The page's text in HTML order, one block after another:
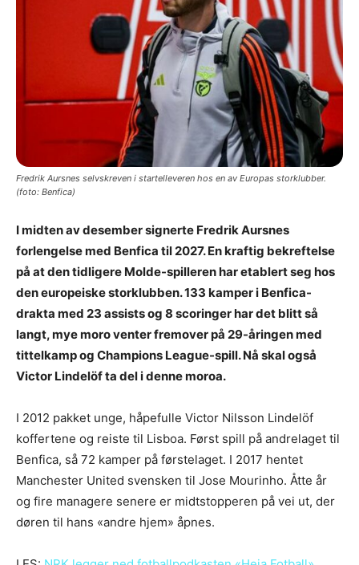
Fredrik Aursnes selvskreven i startelleveren hos en av Europas storklubber.
(foto: Benfica)
I midten av desember signerte Fredrik Aursnes
forlengelse med Benfica til 2027. En kraftig bekreftelse
på at den tidligere Molde-spilleren har etablert seg hos
den europeiske storklubben. 133 kamper i Benfica-
drakta med 23 assists og 8 scoringer har det blitt så
langt, mye moro venter fremover på 29-åringen med
tittelkamp og Champions League-spill. Nå skal også
Victor Lindelöf ta del i denne moroa.
I 2012 pakket unge, håpefulle Victor Nilsson Lindelöf
koffertene og reiste til Lisboa. Først spill på andrelaget til
Benfica, så 72 kamper på førstelaget. I 2017 hentet
Manchester United svensken til Jose Mourinho. Åtte år
og fire managere senere er midtstopperen på vei ut, der
døren til hans «andre hjem» åpnes.